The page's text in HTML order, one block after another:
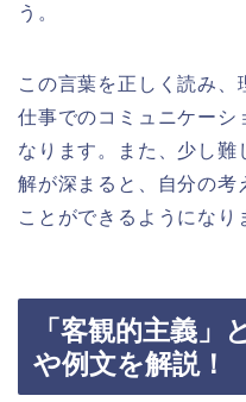
う。
この言葉を正しく読み
仕事でのコミュニケーシ
なります。また、少し難
解が深まると、自分の考
ことができるようになり
「客観的主義」
や例文を解説！